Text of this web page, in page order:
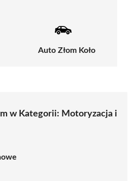
Auto Złom Koło
w Kategorii: Motoryzacja i